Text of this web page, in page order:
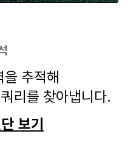
추적해
리를 찾아냅니다.
보기